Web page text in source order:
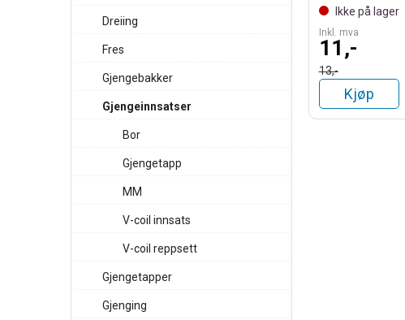
Dreiing
Fres
Gjengebakker
Gjengeinnsatser
Bor
Gjengetapp
MM
V-coil innsats
V-coil reppsett
Gjengetapper
Gjenging
Ikke på lager
Inkl. mva
11,-
13,-
Kjøp